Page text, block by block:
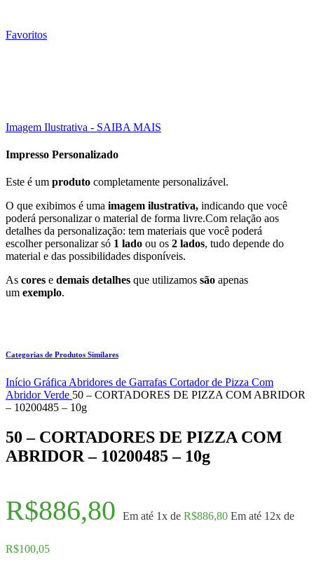
Favoritos
050 Un
Imagem Ilustrativa - SAIBA MAIS
Impresso Personalizado
Este é um produto completamente personalizável.
O que exibimos é uma imagem ilustrativa, indicando que você
poderá personalizar o material de forma livre.Com relação aos
detalhes da personalização: tem materiais que você poderá
escolher personalizar só 1 lado ou os 2 lados, tudo depende do
material e das possibilidades disponíveis.
As cores e demais detalhes que utilizamos são apenas
um exemplo.
Categorias de Produtos Similares
Início Gráfica Abridores de Garrafas Cortador de Pizza Com
AbridorVerde 50 – CORTADORES DE PIZZA COM ABRIDOR
– 10200485 – 10g
50 – CORTADORES DE PIZZA COM
ABRIDOR – 10200485 – 10g
R$886,80 Em até 1x de R$886,80 Em até 12x de
R$100,05